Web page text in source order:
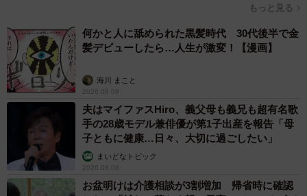
もっと見る
何かと人に舐められた黒髪時代 30代後半で金
髪デビューしたら…人生が激変！【漫画】
海川 まこと
2026.08.08
夫はマイファスHiro、義父母も義兄も超有名歌
手の28歳モデル兼俳優が第1子出産を報告「母
子ともに健康…日々、大切に過ごしたい」
まいどなトピック
2026.08.08
お盆明けは介護相談が3割増加 帰省時に確認